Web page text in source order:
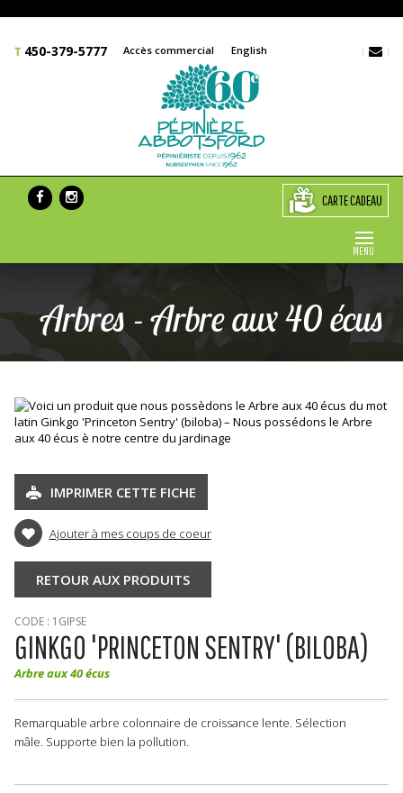
450-379-5777 Accès commercial English
MENU
CARTE CADEAU
Arbres - Arbre aux 40 écus
IMPRIMER CETTE FICHE
Ajouter à mes coups de coeur
RETOUR AUX PRODUITS
CODE : 1GIPSE
GINKGO 'PRINCETON SENTRY' (BILOBA)
Arbre aux 40 écus
Remarquable arbre colonnaire de croissance lente. Sélection
mâle. Supporte bien la pollution.